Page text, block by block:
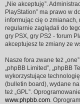
„Nie akceptuję”.
PlayStation” ma prawo w
informując cię o zmianach,
regularnie zaglądali do
gry PSX, gry PS2 - forum
akceptujesz te zmiany ze
Nasze fora zwane też
„phpBB Limited”, „phpBB
wykorzystujące
(bulletin board), wydane na
też „GPL”.
www.phpbb.com.